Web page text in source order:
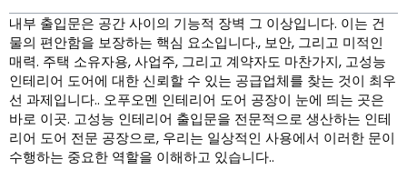
내부 출입문은 공간 사이의 기능적 장벽 그 이상입니다. 이는 건
물의 편안함을 보장하는 핵심 요소입니다., 보안, 그리고 미적인
매력. 주택 소유자용, 사업주, 그리고 계약자도 마찬가지, 고성능
인테리어 도어에 대한 신뢰할 수 있는 공급업체를 찾는 것이 최우
선 과제입니다.. 오푸오멘 인테리어 도어 공장이 눈에 띄는 곳은
바로 이곳. 고성능 인테리어 출입문을 전문적으로 생산하는 인테
리어 도어 전문 공장으로, 우리는 일상적인 사용에서 이러한 문이
수행하는 중요한 역할을 이해하고 있습니다..